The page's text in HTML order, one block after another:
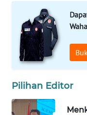
Pilihan Editor
NET
WAHANA
SPORT
WAHANA
WAHANA